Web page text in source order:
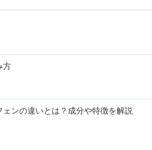
方
ンの違いとは？成分や特徴を解説